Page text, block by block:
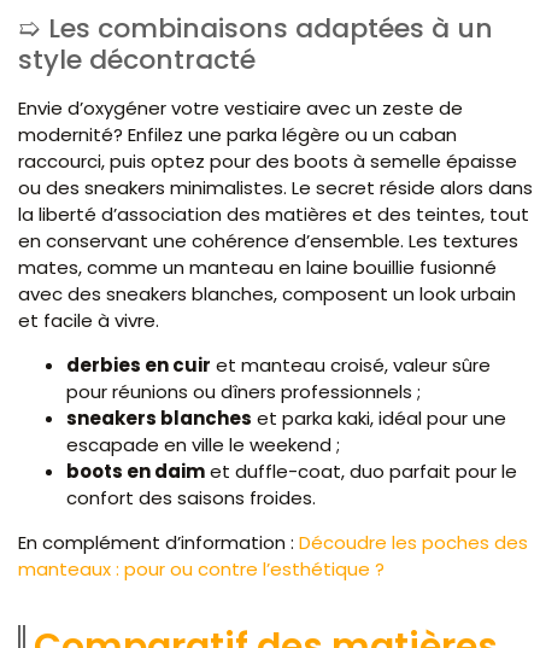
Les combinaisons adaptées à un
style décontracté
Envie d’oxygéner votre vestiaire avec un zeste de
modernité? Enfilez une parka légère ou un caban
raccourci, puis optez pour des boots à semelle épaisse
ou des sneakers minimalistes. Le secret réside alors dans
la liberté d’association des matières et des teintes, tout
en conservant une cohérence d’ensemble. Les textures
mates, comme un manteau en laine bouillie fusionné
avec des sneakers blanches, composent un look urbain
et facile à vivre.
derbies en cuir et manteau croisé, valeur sûre
pour réunions ou dîners professionnels ;
sneakers blanches et parka kaki, idéal pour une
escapade en ville le weekend ;
boots en daimet duffle-coat, duo parfait pour le
confort des saisons froides.
En complément d’information : Découdre les poches des
manteaux : pour ou contre l’esthétique ?